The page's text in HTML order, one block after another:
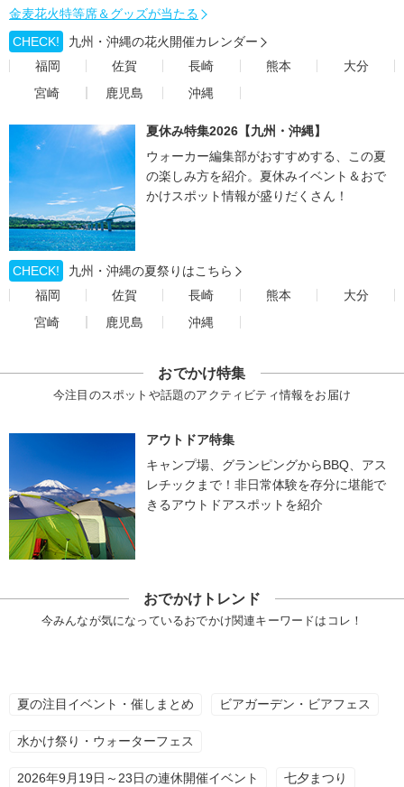
金麦花火特等席＆グッズが当たる
CHECK!
九州・沖縄の花火開催カレンダー
福岡
佐賀 長崎 熊本
大分
宮崎
鹿児島 沖縄
夏休み特集2026【九州・沖縄】
ウォーカー編集部がおすすめする、この夏
の楽しみ方を紹介。夏休みイベント＆おで
かけスポット情報が盛りだくさん！
CHECK!
九州・沖縄の夏祭りはこちら
福岡
佐賀 長崎 熊本
大分
宮崎
鹿児島 沖縄
おでかけ特集
今注目のスポットや話題のアクティビティ情報をお届け
アウトドア特集
キャンプ場、グランピングからBBQ、アス
レチックまで！非日常体験を存分に堪能で
きるアウトドアスポットを紹介
おでかけトレンド
今みんなが気になっているおでかけ関連キーワードはコレ！
夏の注目イベント・催しまとめ ビアガーデン・ビアフェス
水かけ祭り・ウォーターフェス
2026年9月19日～23日の連休開催イベント 七夕まつり